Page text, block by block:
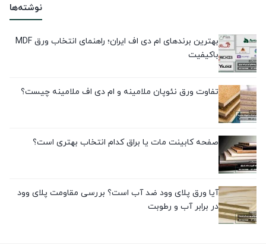
نوشته‌ها
بهترین برندهای ام دی اف ایران؛ راهنمای انتخاب ورق MDF
باکیفیت
تفاوت ورق نئوپان ملامینه و ام دی اف ملامینه چیست؟
صفحه کابینت مات یا براق کدام انتخاب بهتری است؟
آیا ورق پلای وود ضد آب است؟ بررسی مقاومت پلای وود
در برابر آب و رطوبت